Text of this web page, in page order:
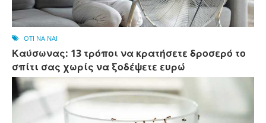
OTI NA NAI
Καύσωνας: 13 τρόποι να κρατήσετε δροσερό το
σπίτι σας χωρίς να ξοδέψετε ευρώ